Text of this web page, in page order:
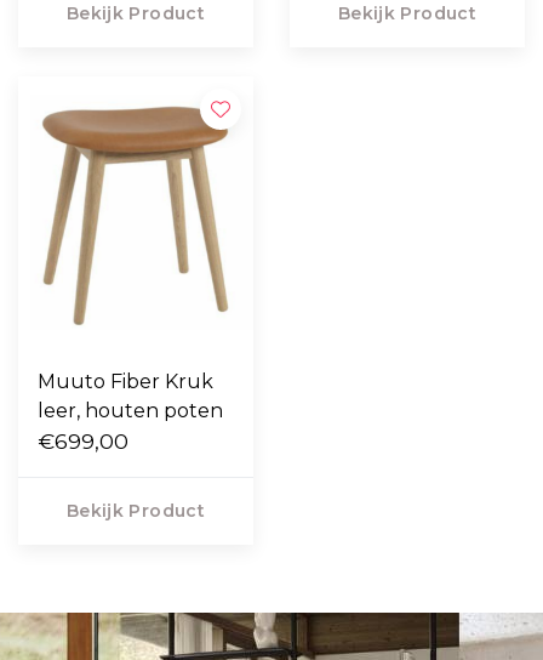
Bekijk Product Bekijk Product
Muuto Fiber Kruk
leer, houten poten
€699,00
Bekijk Product